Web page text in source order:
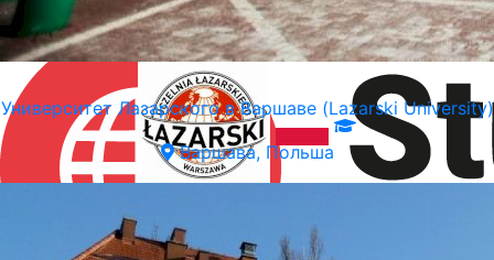
Университет Лазарского в Варшаве (Lazarski University)
Варшава, Польша